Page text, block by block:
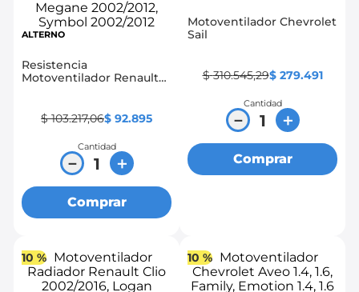
ALTERNO
Resistencia
Motoventilador Renault
2002/2012
$ 103.217,06$ 92.895
Cantidad
＋
－
Comprar
Motoventilador Chevrolet
Sail
$ 310.545,29$ 279.491
Cantidad
＋
－
Comprar
10 % 10 %